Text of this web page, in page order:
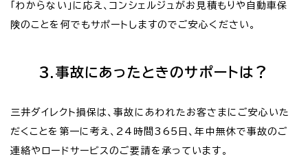
「わからない」に応え、コンシェルジュがお見積もりや自動車保
険のことを何でもサポートしますのでご安心ください。
3.事故にあったときのサポートは？
三井ダイレクト損保は、事故にあわれたお客さまにご安心いた
だくことを第一に考え、24時間365日、年中無休で事故のご
連絡やロードサービスのご要請を承っています。